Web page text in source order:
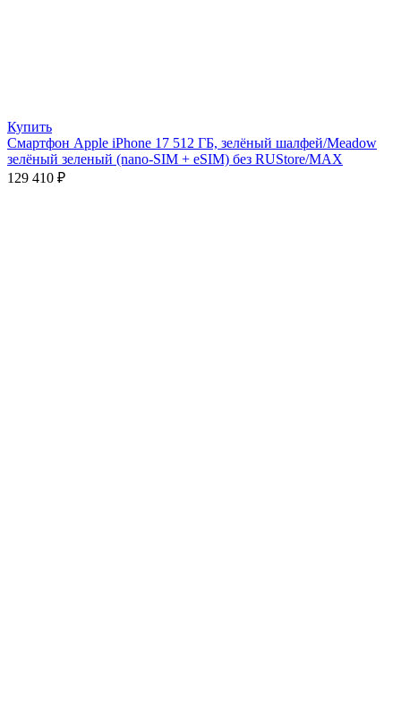
Купить
Смартфон Apple iPhone 17 512 ГБ, зелёный шалфей/Meadow
зелёный зеленый (nano-SIM + eSIM) без RUStore/MAX
129 410 ₽